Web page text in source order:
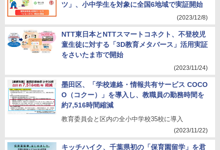
ツ」、小中学生を対象に全国6地域で実証開始
(2023/12/8)
NTT東日本とNTTスマートコネクト、不登校児
童生徒に対する「3D教育メタバース」活用実証
をさいたま市で開始
(2023/11/24)
墨田区、「学校連絡・情報共有サービス COCO
O（コクー）」を導入し、教職員の勤務時間を
約7,516時間縮減
教育委員会と区内の全小中学校35校に導入
(2023/11/22)
キッチハイク、千葉県初の「保育園留学」を君